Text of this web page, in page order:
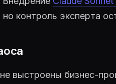
но контроль эксперта
выстроены бизнес-